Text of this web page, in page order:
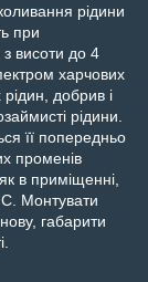
рідини
при
висоти до 4
харчових
добрив і
рідини.
її попередньо
променів
в приміщенні,
Монтувати
габарити